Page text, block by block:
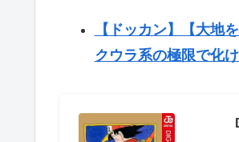
【ドッカン】【大地
クウラ系の極限で化